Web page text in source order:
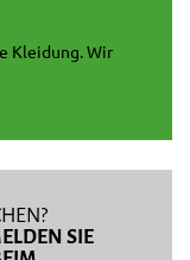
Kleidung. Wir
SIE